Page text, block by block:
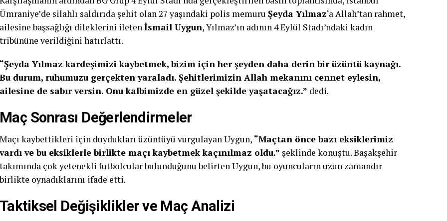
Ümraniye’de silahlı saldırıda şehit olan 27 yaşındaki polis memuru Şeyda Yılmaz‘a Allah’tan rahmet,
ailesine başsağlığı dileklerini ileten İsmail Uygun, Yılmaz’ın adının 4 Eylül Stadı’ndaki kadın
tribününe verildiğini hatırlattı.
“Şeyda Yılmaz kardeşimizi kaybetmek, bizim için her şeyden daha derin bir üzüntü kaynağı.
Bu durum, ruhumuzu gerçekten yaraladı. Şehitlerimizin Allah mekanını cennet eylesin,
ailesine de sabır versin. Onu kalbimizde en güzel şekilde yaşatacağız.” dedi.
Maç Sonrası Değerlendirmeler
Maçı kaybettikleri için duydukları üzüntüyü vurgulayan Uygun, “Maçtan önce bazı eksiklerimiz
vardı ve bu eksiklerle birlikte maçı kaybetmek kaçınılmaz oldu.” şeklinde konuştu. Başakşehir
takımında çok yetenekli futbolcular bulunduğunu belirten Uygun, bu oyuncuların uzun zamandır
birlikte oynadıklarını ifade etti.
Taktiksel Değişiklikler ve Maç Analizi